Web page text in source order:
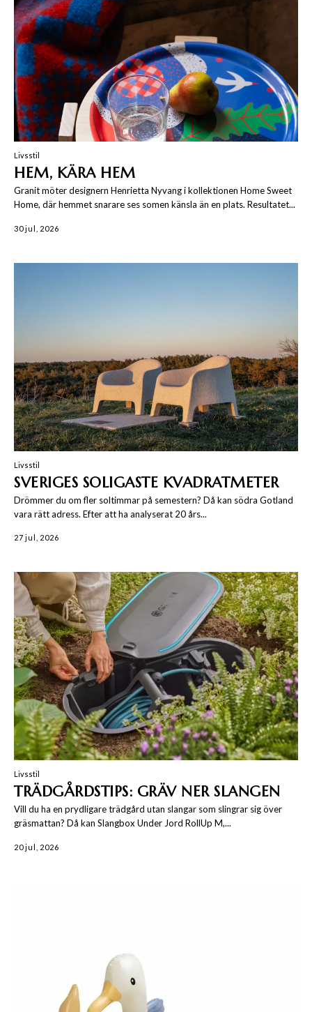
Livsstil
HEM, KÄRA HEM
Granit möter designern Henrietta Nyvang i kollektionen Home Sweet
Home, där hemmet snarare ses somen känsla än en plats. Resultatet...
30 jul, 2026
Livsstil
SVERIGES SOLIGASTE KVADRATMETER
Drömmer du om fler soltimmar på semestern? Då kan södra Gotland
vara rätt adress. Efter att ha analyserat 20 års...
27 jul, 2026
Livsstil
TRÄDGÅRDSTIPS: GRÄV NER SLANGEN
Vill du ha en prydligare trädgård utan slangar som slingrar sig över
gräsmattan? Då kan Slangbox Under Jord RollUp M,...
20 jul, 2026